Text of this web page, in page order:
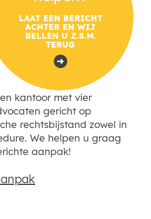
LAAT EEN BERICHT
ACHTER EN WIJ
BELLEN U Z.S.M.
TERUG
kantoor met vier
gericht op
rechtsbijstand zowel in
We helpen u graag
aanpak!